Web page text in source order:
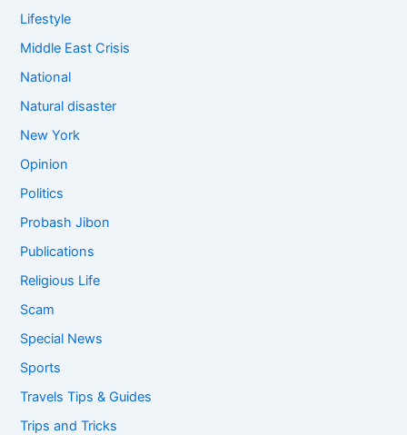
Lifestyle
Middle East Crisis
National
Natural disaster
New York
Opinion
Politics
Probash Jibon
Publications
Religious Life
Scam
Special News
Sports
Travels Tips & Guides
Trips and Tricks